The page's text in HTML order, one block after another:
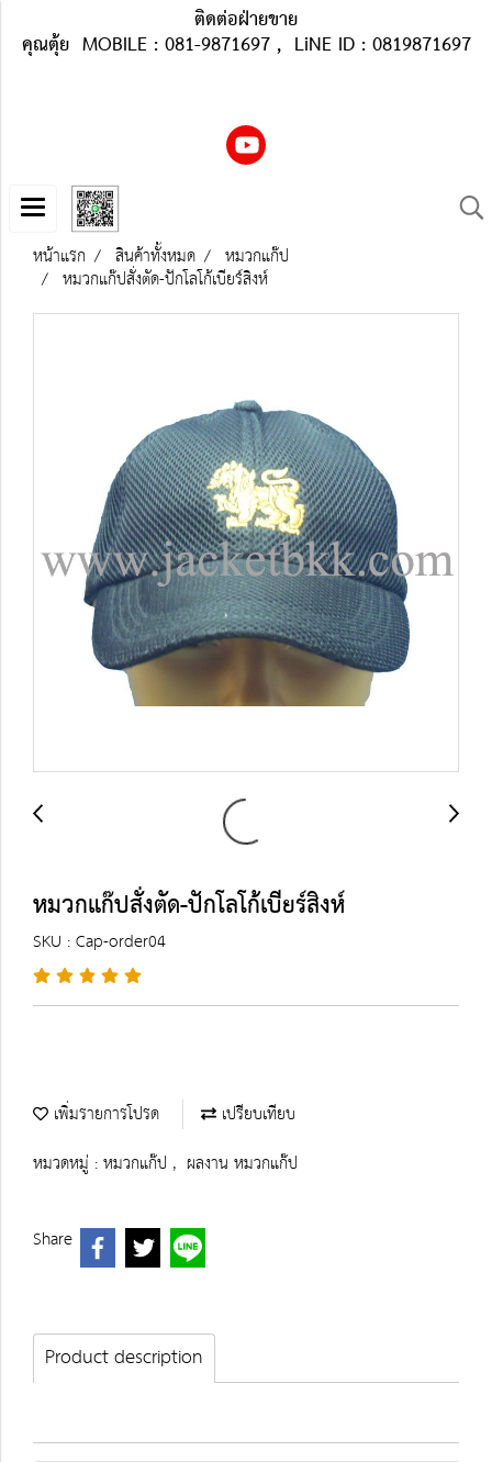
ติดต่อฝ่ายขาย
คุณตุ้ย MOBILE : 081-9871697 , LiNE ID : 0819871697
หน้าแรก สินค้าทั้งหมด หมวกแก๊ป
หมวกแก๊ปสั่งตัด-ปักโลโก้เบียร์สิงห์
หมวกแก๊ปสั่งตัด-ปักโลโก้เบียร์สิงห์
SKU : Cap-order04
เพิ่มรายการโปรด
เปรียบเทียบ
หมวดหมู่ :หมวกแก๊ป , ผลงาน หมวกแก๊ป
Share
Product description